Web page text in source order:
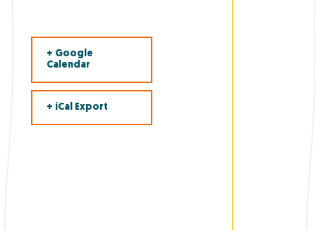
+ Google
Calendar
+ iCal Export